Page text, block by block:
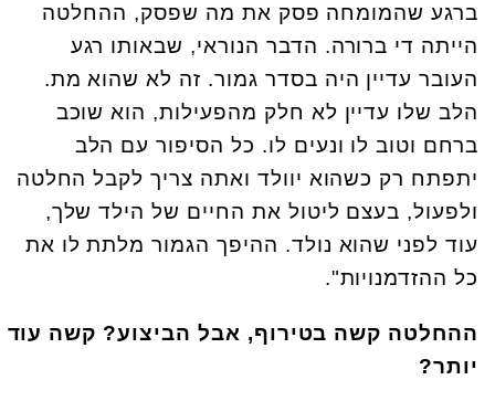
ברגע שהמומחה פסק את מה שפסק, ההחלטה
הייתה די ברורה. הדבר הנוראי, שבאותו רגע
העובר עדיין היה בסדר גמור. זה לא שהוא מת.
הלב שלו עדיין לא חלק מהפעילות, הוא שוכב
ברחם וטוב לו ונעים לו. כל הסיפור עם הלב
יתפתח רק כשהוא יוולד ואתה צריך לקבל החלטה
ולפעול, בעצם ליטול את החיים של הילד שלך,
עוד לפני שהוא נולד. ההיפך הגמור מלתת לו את
כל ההזדמנויות".
ההחלטה קשה בטירוף, אבל הביצוע? קשה עוד
יותר?